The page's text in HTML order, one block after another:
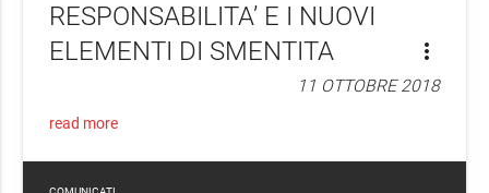
RESPONSABILITA’ E I NUOVI
ELEMENTI DI SMENTITA
more_vert
11 OTTOBRE 2018
read more